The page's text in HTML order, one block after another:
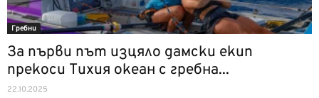
Гребни
За първи път изцяло дамски екип
прекоси Тихия океан с гребна...
22.10.2025